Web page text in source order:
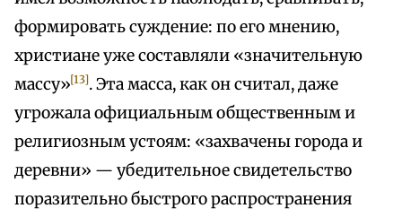
формировать суждение: по его мнению,
христиане уже составляли «значительную
массу»[13]. Эта масса, как он считал, даже
угрожала официальным общественным и
религиозным устоям: «захвачены города и
деревни» — убедительное свидетельство
поразительно быстрого распространения